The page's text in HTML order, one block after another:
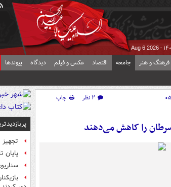
Aug 6 2026
فرهنگ و هنر جامعه اقتصاد عکس و فیلم دیدگاه پیوندها
۲ نظر
چاپ
سرطان را کاهش می‌دهند
پایان